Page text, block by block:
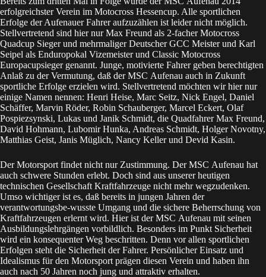
erfolgreichster Verein im Motocross Hessencup. Alle sportlichen
Erfolge der Aufenauer Fahrer aufzuzählen ist leider nicht möglich.
Stellvertretend sind hier nur Max Freund als 2-facher Motocross
Quadcup Sieger und mehrmaliger Deutscher GCC Meister und Karl
Seipel als Enduropokal Vizemeister und Classic Motocross
Europacupsieger genannt. Junge, motivierte Fahrer geben berechtigten
Anlaß zu der Vermutung, daß der MSC Aufenau auch in Zukunft
sportliche Erfolge erzielen wird. Stellvertretend möchten wir hier nur
einige Namen nennen: Henri Heise, Marc Seitz, Nick Engel, Daniel
Schäffer, Marvin Röder, Robin Schauberger, Marcel Eckert, Olaf
Pospiezsynski, Lukas und Janik Schmidt, die Quadfahrer Max Freund,
David Hohmann, Lubomir Hunka, Andreas Schmidt, Holger Novotny,
Matthias Geist, Janis Müglich, Nancy Keller und Devid Kasin.
Der Motorsport findet nicht nur Zustimmung. Der MSC Aufenau hat
auch schwere Stunden erlebt. Doch sind aus unserer heutigen
technischen Gesellschaft Kraftfahrzeuge nicht mehr wegzudenken.
Umso wichtiger ist es, daß bereits in jungen Jahren der
verantwortungsbe-wusste Umgang und die sichere Beherrschung von
Kraftfahrzeugen erlernt wird. Hier ist der MSC Aufenau mit seinen
Ausbildungslehrgängen vorbildlich. Besonders im Punkt Sicherheit
wird ein konsequenter Weg beschritten. Denn vor allen sportlichen
Erfolgen steht die Sicherheit der Fahrer. Persönlicher Einsatz und
Idealismus für den Motorsport prägen diesen Verein und haben ihn
auch nach 50 Jahren noch jung und attraktiv erhalten.